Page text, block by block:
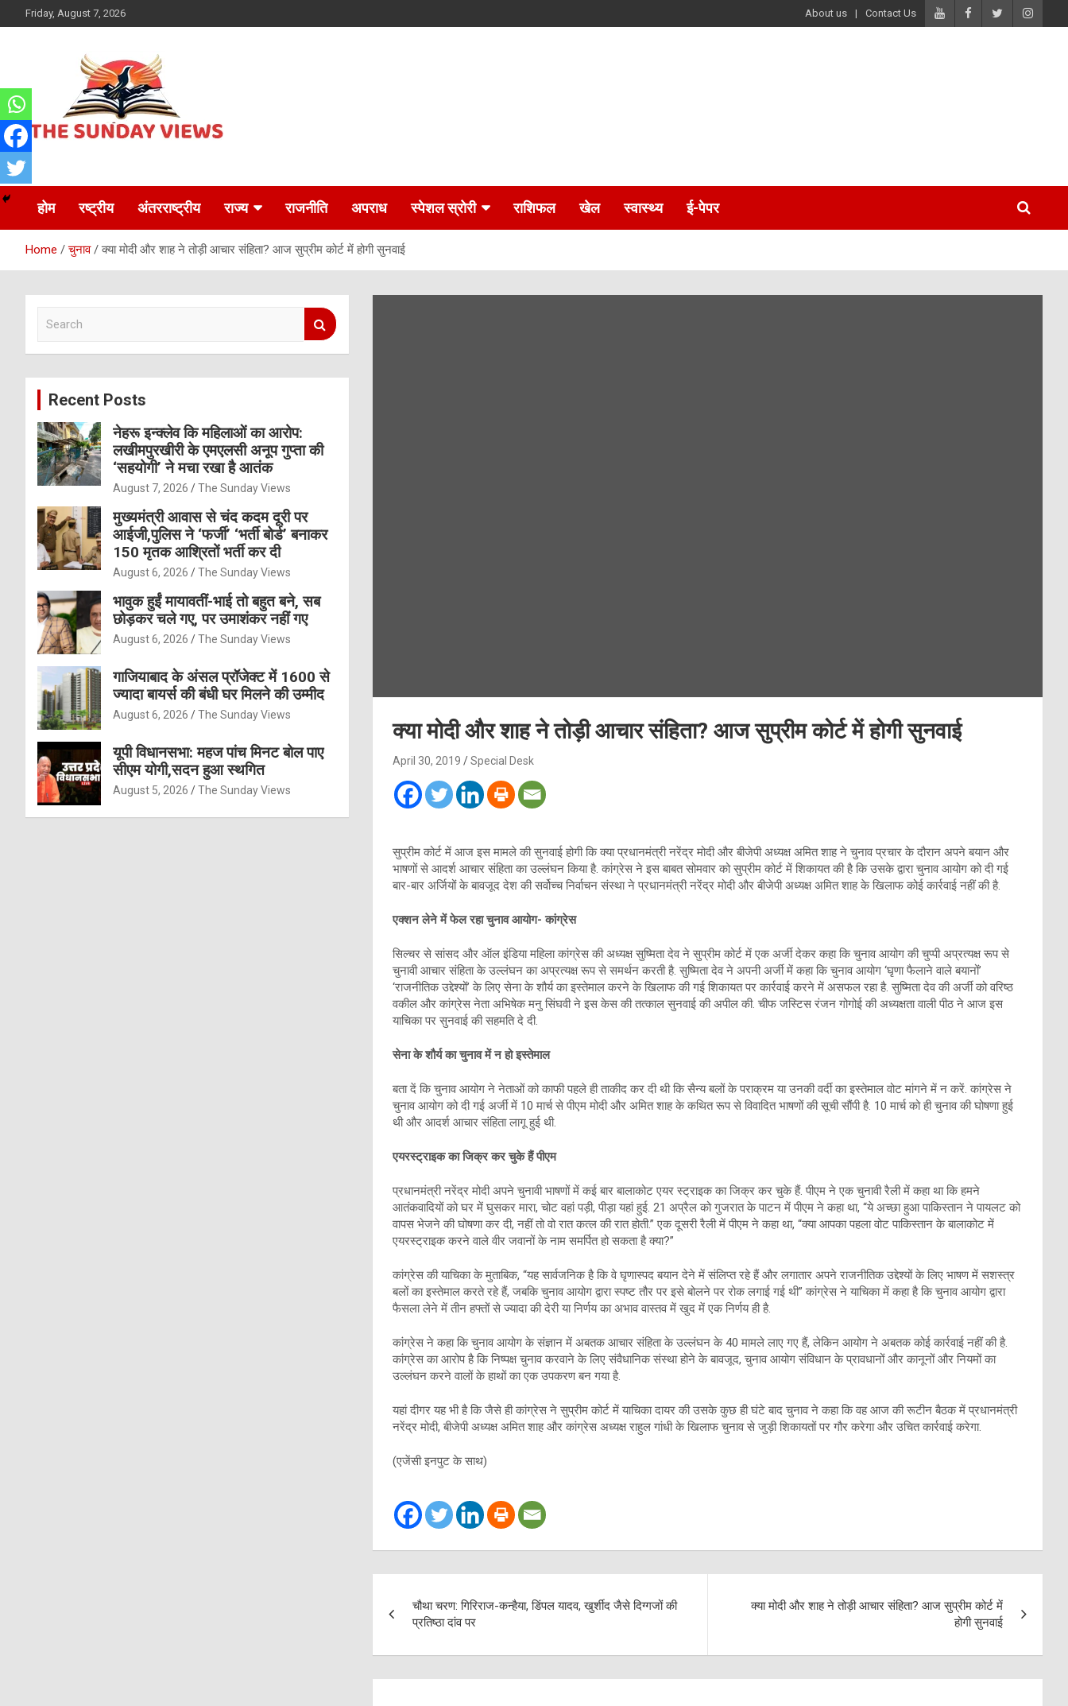
to
Friday, August 7, 2026 About us Contact Us
The Sunday views
होम रष्ट्रीय अंतरराष्ट्रीय राज्य राजनीति अपराध स्पेशल स्रोरी राशिफल खेल स्वास्थ्य ई-पेपर
Home चुनाव क्या मोदी और शाह ने तोड़ी आचार संहिता? आज सुप्रीम कोर्ट में होगी सुनवाई
क्या मोदी और शाह ने तोड़ी आचार संहिता? आज सुप्रीम कोर्ट में होगी सुनवाई
April 30, 2019 Special Desk
सुप्रीम कोर्ट में आज इस मामले की सुनवाई होगी कि क्या प्रधानमंत्री नरेंद्र मोदी और बीजेपी अध्यक्ष अमित शाह ने चुनाव प्रचार के दौरान अपने बयान और
भाषणों से आदर्श आचार संहिता का उल्लंघन किया है. कांग्रेस ने इस बाबत सोमवार को सुप्रीम कोर्ट में शिकायत की है कि उसके द्वारा चुनाव आयोग को दी गई
बार-बार अर्जियों के बावजूद देश की सर्वोच्च निर्वाचन संस्था ने प्रधानमंत्री नरेंद्र मोदी और बीजेपी अध्यक्ष अमित शाह के खिलाफ कोई कार्रवाई नहीं की है.
एक्शन लेने में फेल रहा चुनाव आयोग- कांग्रेस
सिल्चर से सांसद और ऑल इंडिया महिला कांग्रेस की अध्यक्ष सुष्मिता देव ने सुप्रीम कोर्ट में एक अर्जी देकर कहा कि चुनाव आयोग की चुप्पी अप्रत्यक्ष रूप से
चुनावी आचार संहिता के उल्लंघन का अप्रत्यक्ष रूप से समर्थन करती है. सुष्मिता देव ने अपनी अर्जी में कहा कि चुनाव आयोग ‘घृणा फैलाने वाले बयानों’
‘राजनीतिक उद्देश्यों’ के लिए सेना के शौर्य का इस्तेमाल करने के खिलाफ की गई शिकायत पर कार्रवाई करने में असफल रहा है. सुष्मिता देव की अर्जी को वरिष्ठ
वकील और कांग्रेस नेता अभिषेक मनु सिंघवी ने इस केस की तत्काल सुनवाई की अपील की. चीफ जस्टिस रंजन गोगोई की अध्यक्षता वाली पीठ ने आज इस
याचिका पर सुनवाई की सहमति दे दी.
सेना के शौर्य का चुनाव में न हो इस्तेमाल
बता दें कि चुनाव आयोग ने नेताओं को काफी पहले ही ताकीद कर दी थी कि सैन्य बलों के पराक्रम या उनकी वर्दी का इस्तेमाल वोट मांगने में न करें. कांग्रेस ने
चुनाव आयोग को दी गई अर्जी में 10 मार्च से पीएम मोदी और अमित शाह के कथित रूप से विवादित भाषणों की सूची सौंपी है. 10 मार्च को ही चुनाव की घोषणा हुई
थी और आदर्श आचार संहिता लागू हुई थी.
एयरस्ट्राइक का जिक्र कर चुके हैं पीएम
प्रधानमंत्री नरेंद्र मोदी अपने चुनावी भाषणों में कई बार बालाकोट एयर स्ट्राइक का जिक्र कर चुके हैं. पीएम ने एक चुनावी रैली में कहा था कि हमने
आतंकवादियों को घर में घुसकर मारा, चोट वहां पड़ी, पीड़ा यहां हुई. 21 अप्रैल को गुजरात के पाटन में पीएम ने कहा था, “ये अच्छा हुआ पाकिस्तान ने पायलट को
वापस भेजने की घोषणा कर दी, नहीं तो वो रात कत्ल की रात होती.” एक दूसरी रैली में पीएम ने कहा था, “क्या आपका पहला वोट पाकिस्तान के बालाकोट में
एयरस्ट्राइक करने वाले वीर जवानों के नाम समर्पित हो सकता है क्या?”
कांग्रेस की याचिका के मुताबिक, “यह सार्वजनिक है कि वे घृणास्पद बयान देने में संलिप्त रहे हैं और लगातार अपने राजनीतिक उद्देश्यों के लिए भाषण में सशस्त्र
बलों का इस्तेमाल करते रहे हैं, जबकि चुनाव आयोग द्वारा स्पष्ट तौर पर इसे बोलने पर रोक लगाई गई थी” कांग्रेस ने याचिका में कहा है कि चुनाव आयोग द्वारा
फैसला लेने में तीन हफ्तों से ज्यादा की देरी या निर्णय का अभाव वास्तव में खुद में एक निर्णय ही है.
कांग्रेस ने कहा कि चुनाव आयोग के संज्ञान में अबतक आचार संहिता के उल्लंघन के 40 मामले लाए गए हैं, लेकिन आयोग ने अबतक कोई कार्रवाई नहीं की है.
कांग्रेस का आरोप है कि निष्पक्ष चुनाव करवाने के लिए संवैधानिक संस्था होने के बावजूद, चुनाव आयोग संविधान के प्रावधानों और कानूनों और नियमों का
उल्लंघन करने वालों के हाथों का एक उपकरण बन गया है.
यहां दीगर यह भी है कि जैसे ही कांग्रेस ने सुप्रीम कोर्ट में याचिका दायर की उसके कुछ ही घंटे बाद चुनाव ने कहा कि वह आज की रूटीन बैठक में प्रधानमंत्री
नरेंद्र मोदी, बीजेपी अध्यक्ष अमित शाह और कांग्रेस अध्यक्ष राहुल गांधी के खिलाफ चुनाव से जुड़ी शिकायतों पर गौर करेगा और उचित कार्रवाई करेगा.
(एजेंसी इनपुट के साथ)
navigation
चौथा चरण: गिरिराज-कन्हैया, डिंपल यादव, खुर्शीद जैसे दिग्गजों की
प्रतिष्ठा दांव पर
क्या मोदी और शाह ने तोड़ी आचार संहिता? आज सुप्रीम कोर्ट में
होगी सुनवाई
c
Recent Posts
नेहरू इन्क्लेव कि महिलाओं का आरोप:
लखीमपुरखीरी के एमएलसी अनूप गुप्ता की
‘सहयोगी’ ने मचा रखा है आतंक
August 7, 2026 The Sunday Views
मुख्यमंत्री आवास से चंद कदम दूरी पर
आईजी,पुलिस ने ‘फर्जी’ ‘भर्ती बोर्ड’ बनाकर
150 मृतक आश्रितों भर्ती कर दी
August 6, 2026 The Sunday Views
भावुक हुईं मायावतीं-भाई तो बहुत बने, सब
छोड़कर चले गए, पर उमाशंकर नहीं गए
August 6, 2026 The Sunday Views
गाजियाबाद के अंसल प्रॉजेक्ट में 1600 से
ज्यादा बायर्स की बंधी घर मिलने की उम्मीद
August 6, 2026 The Sunday Views
यूपी विधानसभा: महज पांच मिनट बोल पाए
सीएम योगी,सदन हुआ स्थगित
August 5, 2026 The Sunday Views